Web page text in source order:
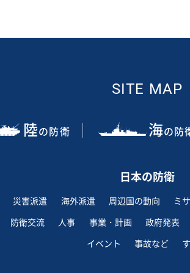
SITE MAP
陸の防衛 海の防
日本の防衛
災害派遣 海外派遣 周辺国の動向 ミ
防衛交流
人事 事業・計画 政府発表
イベント
事故など